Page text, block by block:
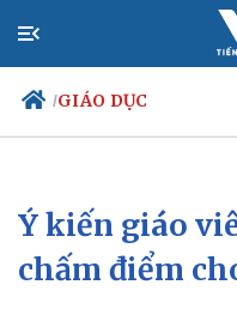
/GIÁO DỤC
Chính trị
Đảng
Tổ chức nhân sự
Ý kiến giáo
chấm điểm